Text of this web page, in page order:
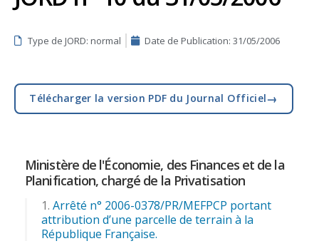
Type de JORD: normal Date de Publication: 31/05/2006
Télécharger la version PDF du Journal Officiel→
Ministère de l'Économie, des Finances et de la
Planification, chargé de la Privatisation
Arrêté n° 2006-0378/PR/MEFPCP portant
attribution d’une parcelle de terrain à la
République Française.